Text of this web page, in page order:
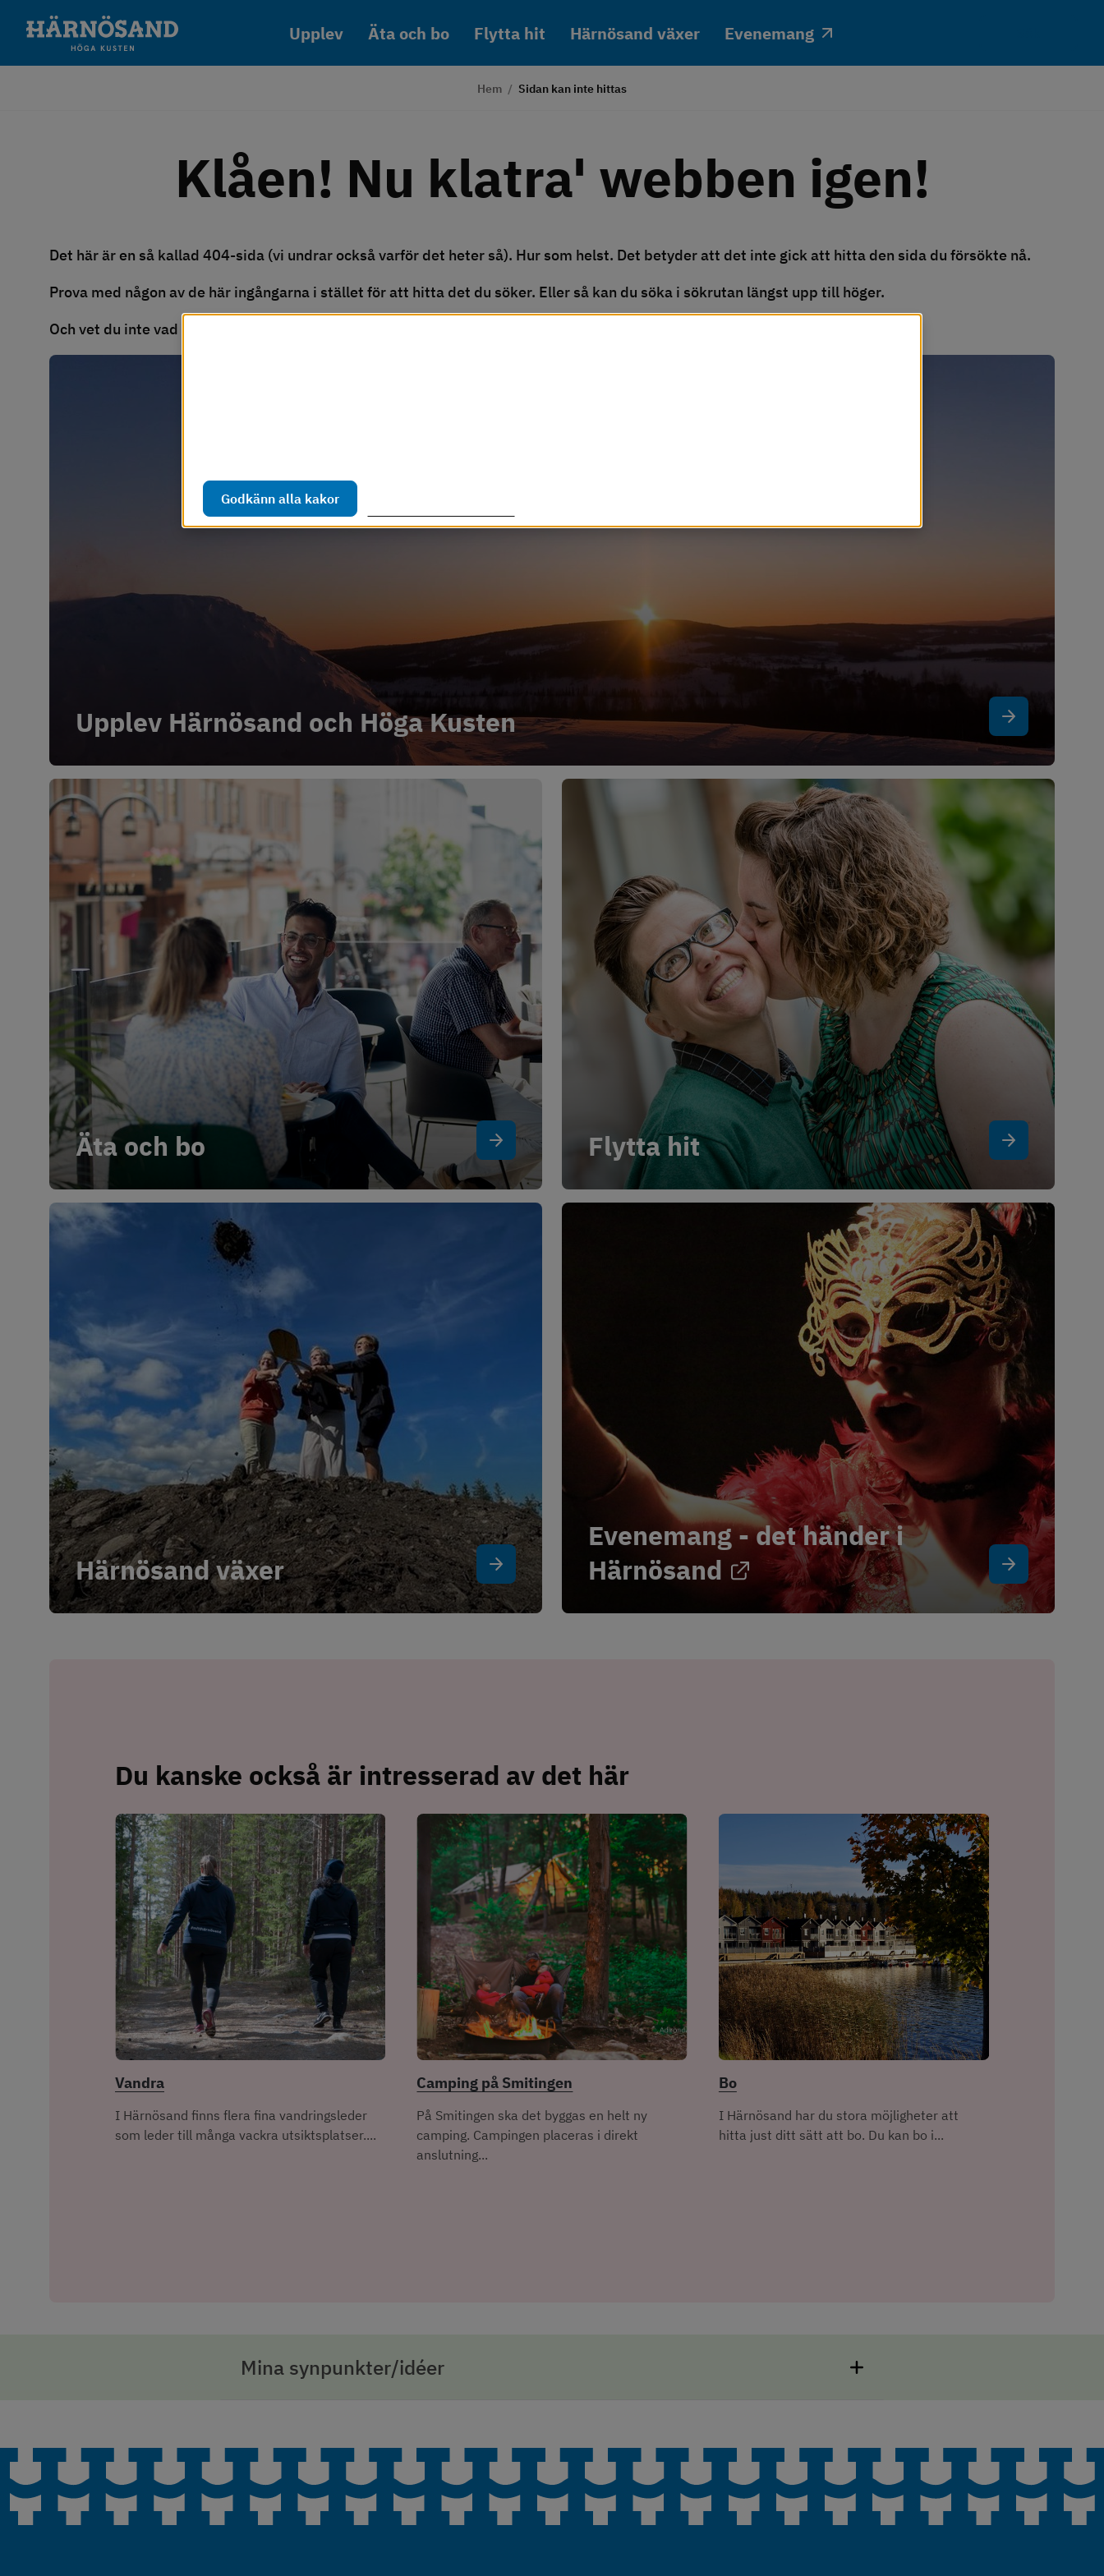
Godkänn alla kakor
Upplev Äta och bo Flytta hit Härnösand växer Evenemang
Hem / Sidan kan inte hittas
Klåen! Nu klatra' webben igen!
Det här är en så kallad 404-sida (vi undrar också varför det heter så). Hur som helst. Det betyder att det inte gick att hitta den sida du försökte nå.
Prova med någon av de här ingångarna i stället för att hitta det du söker. Eller så kan du söka i sökrutan längst upp till höger.
Och vet du inte vad klåen och klatra betyder så behöver du läsa vår
Upplev Härnösand och Höga Kusten
Äta och bo Flytta hit
Härnösand växer
Evenemang - det händer i
Härnösand
Länk till annan webbplats.
Du kanske också är intresserad av det här
Vandra
I Härnösand finns flera fina vandringsleder
som leder till många vackra utsiktsplatser....
Camping på Smitingen
På Smitingen ska det byggas en helt ny
camping. Campingen placeras i direkt
anslutning...
Bo
I Härnösand har du stora möjligheter att
hitta just ditt sätt att bo. Du kan bo i...
Mina synpunkter/idéer